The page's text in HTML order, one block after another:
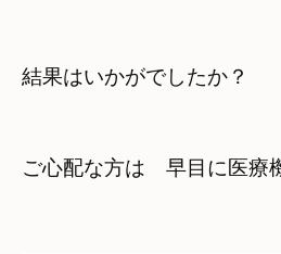
結果はいかがでしたか？
ご心配な方は　早目に医療